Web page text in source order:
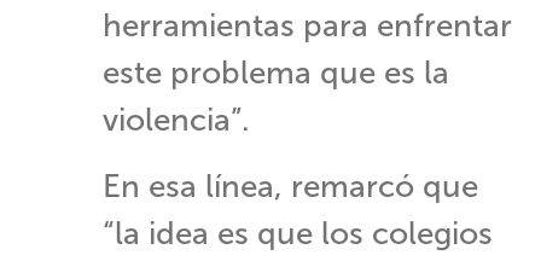
herramientas para enfrentar
este problema que es la
violencia”.
En esa línea, remarcó que
“la idea es que los colegios